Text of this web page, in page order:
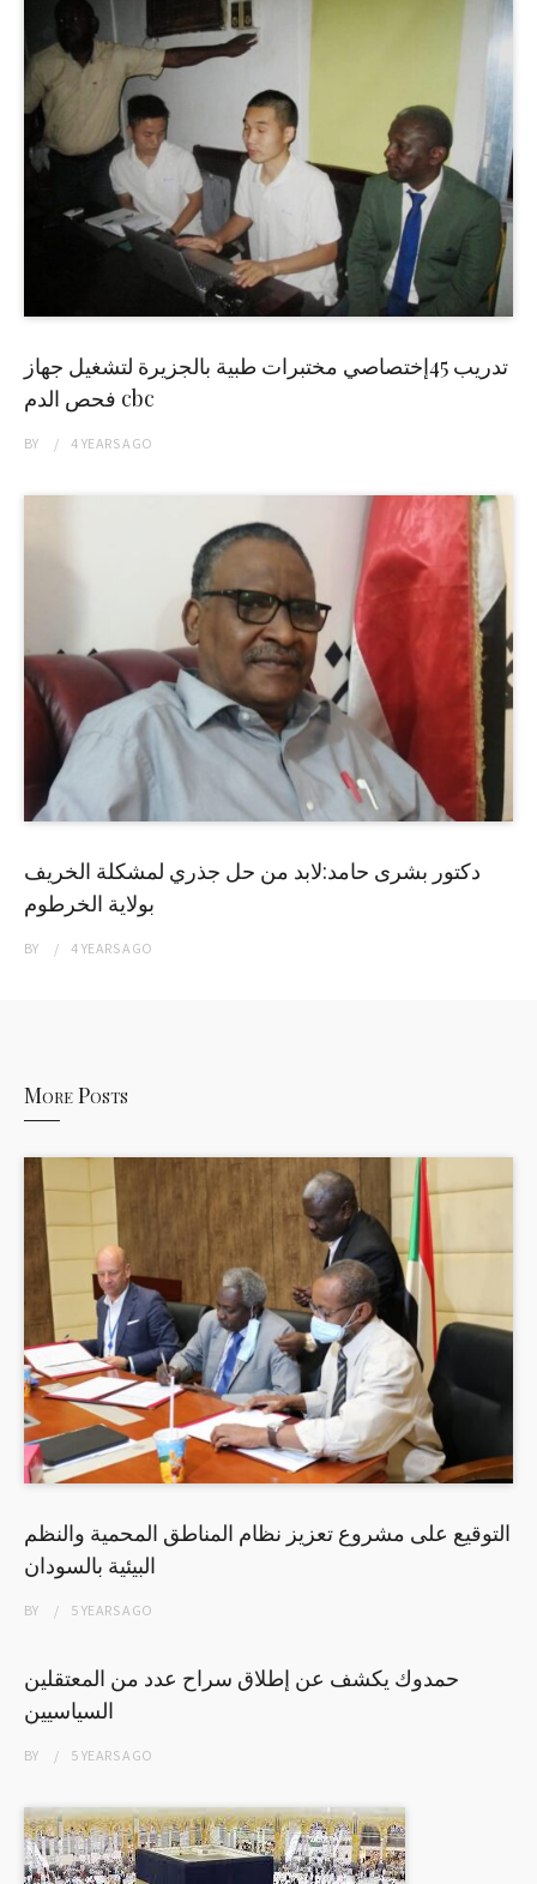
تدريب 45إختصاصي مختبرات طبية بالجزيرة لتشغيل جهاز
فحص الدم cbc
BY 4 YEARSAGO
دكتور بشرى حامد:لابد من حل جذري لمشكلة الخريف
بولاية الخرطوم
BY 4 YEARSAGO
More Posts
التوقيع على مشروع تعزيز نظام المناطق المحمية والنظم
البيئية بالسودان
BY 5 YEARSAGO
حمدوك يكشف عن إطلاق سراح عدد من المعتقلين
السياسيين
BY 5 YEARSAGO